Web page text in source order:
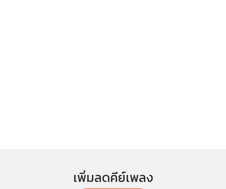
เพิ่มลดคีย์เพลง